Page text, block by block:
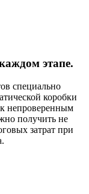
этапе.
специально
коробки
непроверенным
получить не
затрат при